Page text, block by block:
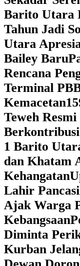
Barito Utara
Tahun Jadi
Utara
Bailey Baru
Rencana
Terminal
Kemacetan
Teweh
1 Barito
dan Khatam
Kehangatan
Lahir
Ajak Warga
Kebangsaan
Diminta
Kurban